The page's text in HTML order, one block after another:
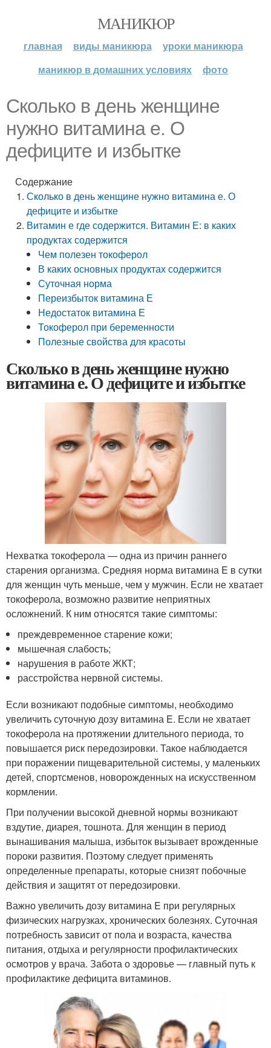
МАНИКЮР
главная виды маникюра
уроки маникюра
маникюр в домашних условиях
фото
Сколько в день женщине
нужно витамина е. О
дефиците и избытке
Содержание
Сколько в день женщине нужно витамина е. О
дефиците и избытке
Витамин е где содержится. Витамин Е: в каких
продуктах содержится
Чем полезен токоферол
В каких основных продуктах содержится
Суточная норма
Переизбыток витамина Е
Недостаток витамина Е
Токоферол при беременности
Полезные свойства для красоты
Сколько в день женщине нужно
витамина е. О дефиците и избытке
Нехватка токоферола — одна из причин раннего
старения организма. Средняя норма витамина E в сутки
для женщин чуть меньше, чем у мужчин. Если не хватает
токоферола, возможно развитие неприятных
осложнений. К ним относятся такие симптомы:
преждевременное старение кожи;
мышечная слабость;
нарушения в работе ЖКТ;
расстройства нервной системы.
Если возникают подобные симптомы, необходимо
увеличить суточную дозу витамина E. Если не хватает
токоферола на протяжении длительного периода, то
повышается риск передозировки. Такое наблюдается
при поражении пищеварительной системы, у маленьких
детей, спортсменов, новорожденных на искусственном
кормлении.
При получении высокой дневной нормы возникают
вздутие, диарея, тошнота. Для женщин в период
вынашивания малыша, избыток вызывает врожденные
пороки развития. Поэтому следует применять
определенные препараты, которые снизят побочные
действия и защитят от передозировки.
Важно увеличить дозу витамина E при регулярных
физических нагрузках, хронических болезнях. Суточная
потребность зависит от пола и возраста, качества
питания, отдыха и регулярности профилактических
осмотров у врача. Забота о здоровье — главный путь к
профилактике дефицита витаминов.